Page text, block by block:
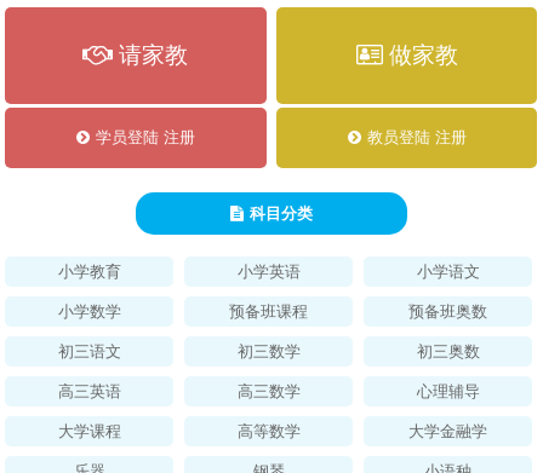
请家教 做家教
学员登陆 注册 教员登陆 注册
科目分类
小学教育 小学英语 小学语文
小学数学 预备班课程 预备班奥数
初三语文 初三数学 初三奥数
高三英语 高三数学 心理辅导
大学课程 高等数学 大学金融学